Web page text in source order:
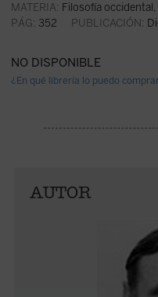
MATERIA: Filosofía
PÁG: 352 PUBLICACIÓN:
NO DISPONIBLE
¿En qué librería lo puedo
AUTOR